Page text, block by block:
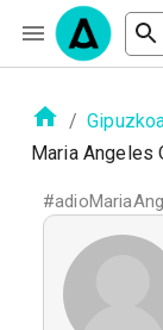
/
Maria Angeles
#